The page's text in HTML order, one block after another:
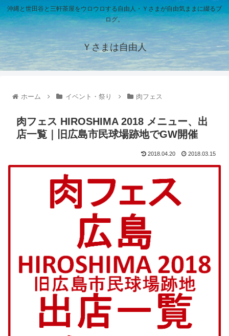
沖縄と世田谷と三軒茶屋をウロウロする自由人・Ｙさまが自由気ままに綴るブ
ログ。
Ｙさまは自由人
ホーム イベント・祭り 肉フェス
肉フェス HIROSHIMA 2018 メニュー、出
店一覧｜旧広島市民球場跡地でGW開催
2018.04.20 2018.03.15